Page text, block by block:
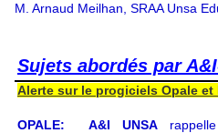
M. Arnaud Meilhan, SRAA Unsa
Sujets abordés par
Alerte sur le progiciels Opale et
OPALE: A&I UNSA